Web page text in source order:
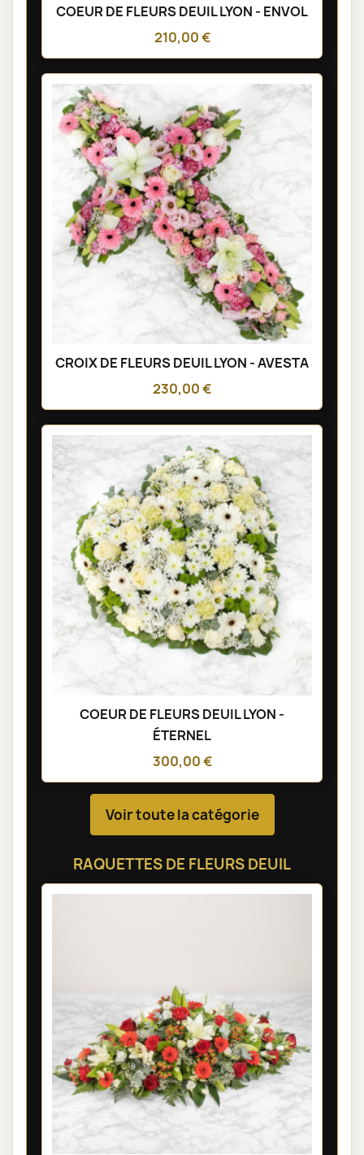
COEUR DE FLEURS DEUIL LYON - ENVOL
210,00 €
CROIX DE FLEURS DEUIL LYON - AVESTA
230,00 €
COEUR DE FLEURS DEUIL LYON -
ÉTERNEL
300,00 €
Voir toute la catégorie
RAQUETTES DE FLEURS DEUIL